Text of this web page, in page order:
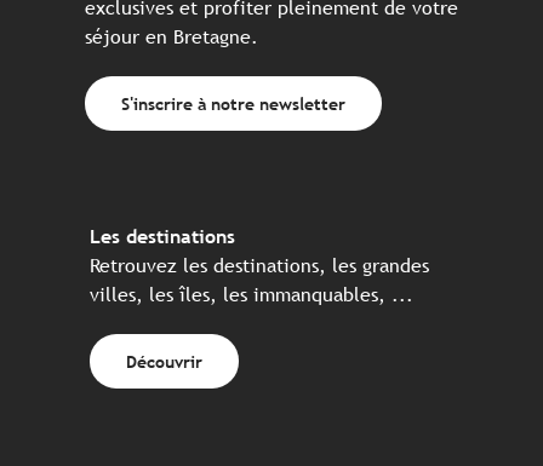
exclusives et profiter pleinement de votre
séjour en Bretagne.
S'inscrire à notre newsletter
Les destinations
Retrouvez les destinations, les grandes
villes, les îles, les immanquables, ...
Découvrir